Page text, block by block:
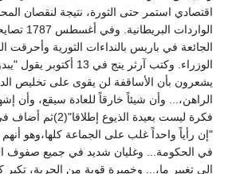
اقتصادي استمر حتى الثورة، نتيجة لنقصان
الواردات
الجائعة في باريس بالنداءات الثورية
الوزراء. وكتب آرثر ينج في 13
يشعرون بأن الأساقفة لن يقوى على تخليص
الراهن،... وأن شيئاً خارقاً للعادة سيقع، وأن
فكرة ليست بعيدة الذيوع
"إن رأياً واحداً غلب على الجماعة كلها،وهو
في الحكومة... وغليان شديد في جميع صفوف
إلى تغيير ما،... وخميرة قوية من الحرية، تكبر